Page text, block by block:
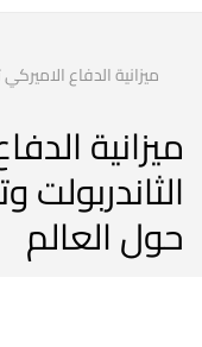
ميزانية الدفاع
ميزانية
الثاندربولت
حول العالم